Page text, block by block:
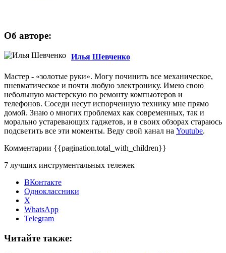
Об авторе:
Илья Шевченко
Мастер - «золотые руки». Могу починить все механическое,
пневматическое и почти любую электронику. Имею свою
небольшую мастерскую по ремонту компьютеров и
телефонов. Соседи несут испорченную технику мне прямо
домой. Знаю о многих проблемах как современных, так и
морально устаревающих гаджетов, и в своих обзорах стараюсь
подсветить все эти моменты. Веду свой канал на Youtube.
Комментарии {{pagination.total_with_children}}
7 лучших инструментальных тележек
ВКонтакте
Одноклассники
X
WhatsApp
Telegram
Читайте также: